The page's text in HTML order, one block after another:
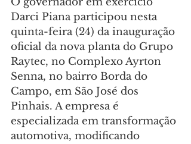
Darci Piana participou nesta
quinta-feira (24) da inauguração
oficial da nova planta do Grupo
Raytec, no Complexo Ayrton
Senna, no bairro Borda do
Campo, em São José dos
Pinhais. A empresa é
especializada em transformação
automotiva, modificando